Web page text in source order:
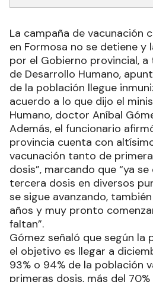
La campaña de vacunación
en Formosa no se detiene
por el Gobierno provincial,
de Desarrollo Humano,
de la población llegue
acuerdo a lo que dijo el
Humano, doctor Aníbal
Además, el funcionario
provincia cuenta con
vacunación tanto de
dosis”, marcando que “ya
tercera dosis en diversos
se sigue avanzando,
años y muy pronto
faltan”.
Gómez señaló que según la
el objetivo es llegar a
93% o 94% de la población
primeras dosis, más del